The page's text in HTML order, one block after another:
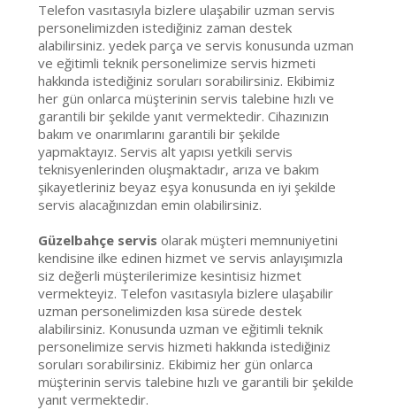
Telefon vasıtasıyla bizlere ulaşabilir uzman servis
personelimizden istediğiniz zaman destek
alabilirsiniz. yedek parça ve servis konusunda uzman
ve eğitimli teknik personelimize servis hizmeti
hakkında istediğiniz soruları sorabilirsiniz. Ekibimiz
her gün onlarca müşterinin servis talebine hızlı ve
garantili bir şekilde yanıt vermektedir. Cihazınızın
bakım ve onarımlarını garantili bir şekilde
yapmaktayız. Servis alt yapısı yetkili servis
teknisyenlerinden oluşmaktadır, arıza ve bakım
şikayetleriniz beyaz eşya konusunda en iyi şekilde
servis alacağınızdan emin olabilirsiniz.
Güzelbahçe servis olarak müşteri memnuniyetini
kendisine ilke edinen hizmet ve servis anlayışımızla
siz değerli müşterilerimize kesintisiz hizmet
vermekteyiz. Telefon vasıtasıyla bizlere ulaşabilir
uzman personelimizden kısa sürede destek
alabilirsiniz. Konusunda uzman ve eğitimli teknik
personelimize servis hizmeti hakkında istediğiniz
soruları sorabilirsiniz. Ekibimiz her gün onlarca
müşterinin servis talebine hızlı ve garantili bir şekilde
yanıt vermektedir.